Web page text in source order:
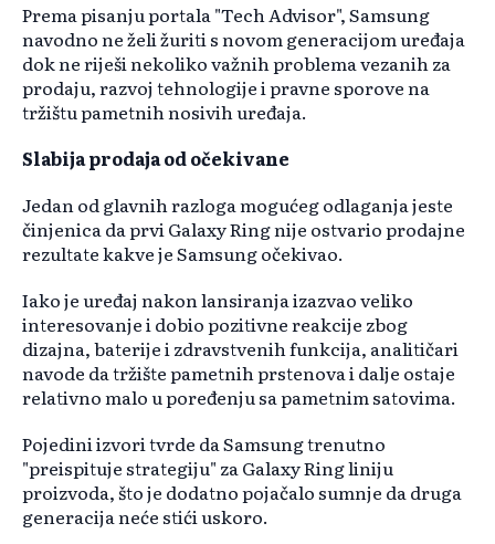
Prema pisanju portala "Tech Advisor", Samsung
navodno ne želi žuriti s novom generacijom uređaja
dok ne riješi nekoliko važnih problema vezanih za
prodaju, razvoj tehnologije i pravne sporove na
tržištu pametnih nosivih uređaja.
Slabija prodaja od očekivane
Jedan od glavnih razloga mogućeg odlaganja jeste
činjenica da prvi Galaxy Ring nije ostvario prodajne
rezultate kakve je Samsung očekivao.
Iako je uređaj nakon lansiranja izazvao veliko
interesovanje i dobio pozitivne reakcije zbog
dizajna, baterije i zdravstvenih funkcija, analitičari
navode da tržište pametnih prstenova i dalje ostaje
relativno malo u poređenju sa pametnim satovima.
Pojedini izvori tvrde da Samsung trenutno
"preispituje strategiju" za Galaxy Ring liniju
proizvoda, što je dodatno pojačalo sumnje da druga
generacija neće stići uskoro.